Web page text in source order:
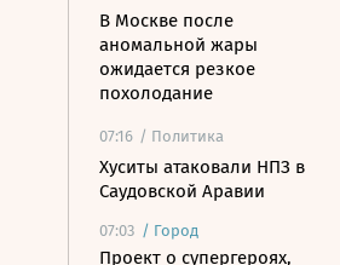
В Москве после
аномальной жары
ожидается резкое
похолодание
07:16 / Политика
Хуситы атаковали НПЗ в
Саудовской Аравии
07:03 / Город
Проект о супергероях,